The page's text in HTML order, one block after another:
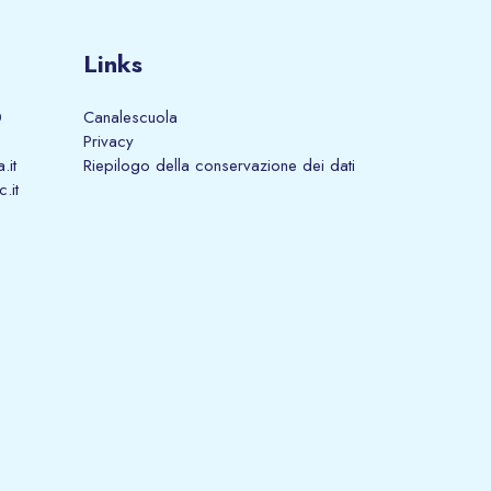
Links
Canalescuola
Privacy
Riepilogo della conservazione dei dati